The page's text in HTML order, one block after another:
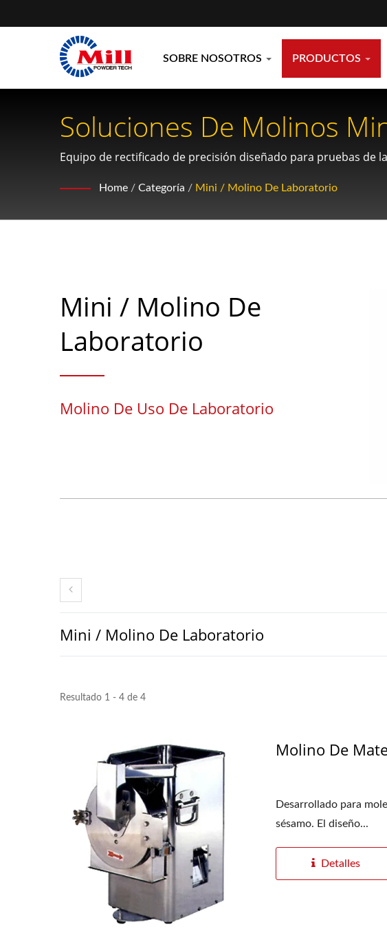
SOBRE NOSOTROS PRODUCTOS
Soluciones De Molinos
Desarrollo.
Equipo de rectificado de precisión diseñado para pruebas de
Home / Categoría / Mini / Molino De Laboratorio
Mini / Molino De
Laboratorio
Molino De Uso De Laboratorio
Mini / Molino De Laboratorio
Resultado 1 - 4 de 4
Molino De
Desarrollado para
sésamo. El diseño...
Detalles